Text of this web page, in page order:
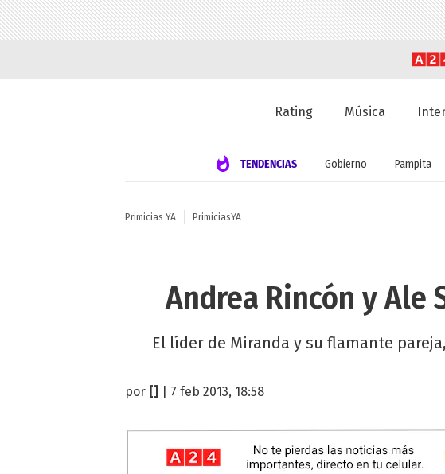
Rating Música
TENDENCIAS Gobierno Pampita
Primicias YA PrimiciasYA
Andrea Rincón y
El líder de Miranda y su flamante
por | 7 feb 2013, 18:58